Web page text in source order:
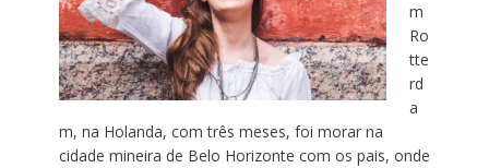
m
Ro
tte
rd
a
m, na Holanda, com três meses, foi morar na
cidade mineira de Belo Horizonte com os pais, onde